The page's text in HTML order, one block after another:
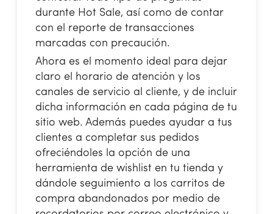
durante Hot Sale, así como de contar
con el reporte de transacciones
marcadas con precaución.
Ahora es el momento ideal para dejar
claro el horario de atención y los
canales de servicio al cliente, y de incluir
dicha información en cada página de tu
sitio web. Además puedes ayudar a tus
clientes a completar sus pedidos
ofreciéndoles la opción de una
herramienta de wishlist en tu tienda y
dándole seguimiento a los carritos de
compra abandonados por medio de